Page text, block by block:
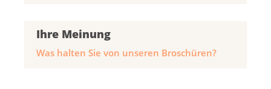
Ihre Meinung
Was halten Sie von unseren Broschüren?